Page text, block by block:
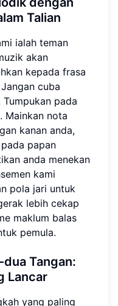
Talian
ialah teman
akan
kepada frasa
cuba
pada
Mainkan nota
kanan anda,
papan
anda menekan
kami
pola jari untuk
lebih cekap
maklum balas
pemula.
Tangan:
Lancar
yang paling